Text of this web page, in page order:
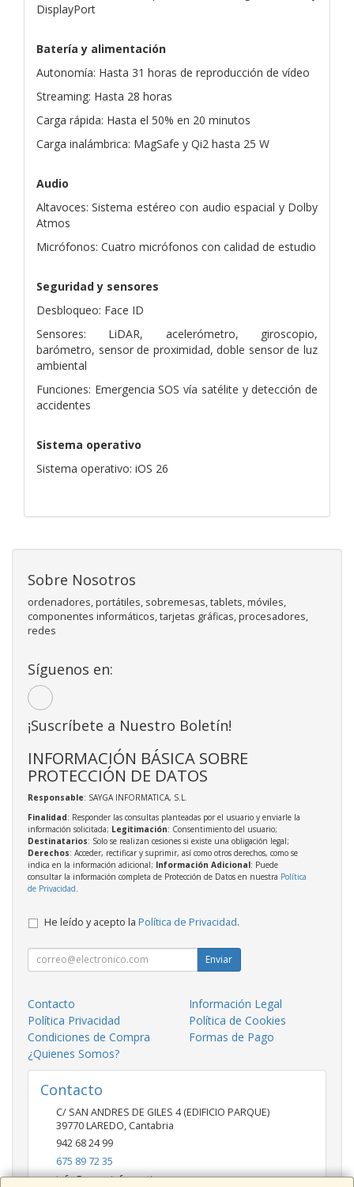
DisplayPort
Batería y alimentación
Autonomía: Hasta 31 horas de reproducción de vídeo
Streaming: Hasta 28 horas
Carga rápida: Hasta el 50% en 20 minutos
Carga inalámbrica: MagSafe y Qi2 hasta 25 W
Audio
Altavoces: Sistema estéreo con audio espacial y Dolby
Atmos
Micrófonos: Cuatro micrófonos con calidad de estudio
Seguridad y sensores
Desbloqueo: Face ID
Sensores: LiDAR, acelerómetro, giroscopio,
barómetro, sensor de proximidad, doble sensor de luz
ambiental
Funciones: Emergencia SOS vía satélite y detección de
accidentes
Sistema operativo
Sistema operativo: iOS 26
Sobre Nosotros
ordenadores, portátiles, sobremesas, tablets, móviles,
componentes informáticos, tarjetas gráficas, procesadores,
redes
Síguenos en:
¡Suscríbete a Nuestro Boletín!
INFORMACIÓN BÁSICA SOBRE
PROTECCIÓN DE DATOS
Responsable: SAYGA INFORMATICA, S.L.
Finalidad: Responder las consultas planteadas por el usuario y enviarle la
información solicitada; Legitimación: Consentimiento del usuario;
Destinatarios: Solo se realizan cesiones si existe una obligación legal;
Derechos: Acceder, rectificar y suprimir, así como otros derechos, como se
indica en la información adicional; Información Adicional: Puede
consultar la información completa de Protección de Datos en nuestra Política
de Privacidad
He leído y acepto la Política de Privacidad.
Enviar
Contacto
Información Legal
Política Privacidad
Política de Cookies
Condiciones de Compra
Formas de Pago
¿Quienes Somos?
Contacto
C/ SAN ANDRES DE GILES 4 (EDIFICIO PARQUE)
39770LAREDO, Cantabria
942 68 24 99
675 89 72 35
info@saygainformatica.com